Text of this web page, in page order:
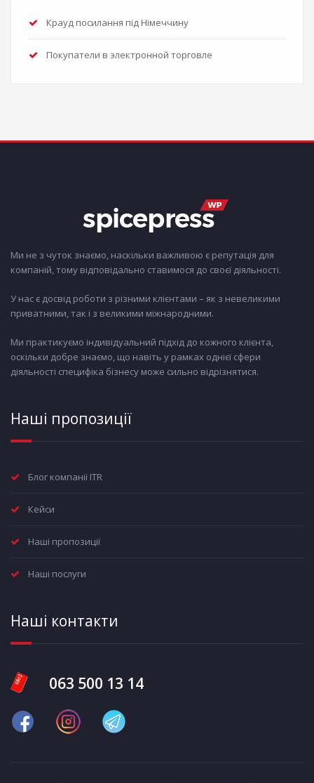
Крауд посилання під Німеччину
Покупатели в электронной торговле
Ми не з чуток знаємо, наскільки важливою є репутація для
компаній, тому відповідально ставимося до своєї діяльності.
У нас є досвід роботи з різними клієнтами – як з невеликими
приватними, так і з великими міжнародними.
Ми практикуємо індивідуальний підхід до кожного клієнта,
оскільки добре знаємо, що навіть у рамках однієї сфери
діяльності специфіка бізнесу може сильно відрізнятися.
Наші пропозиції
Блог компанії ITR
Кейси
Наші пропозиції
Наші послуги
Наші контакти
063 500 13 14